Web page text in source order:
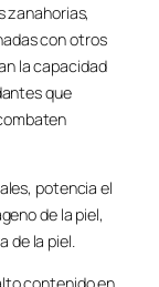
zanahorias,
con otros
la capacidad
que
potencia el
de la piel,
de la piel.